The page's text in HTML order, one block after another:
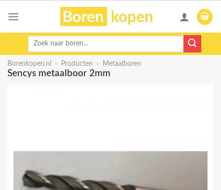
Zoeken
Borenkopen.nl » Producten » Metaalboren
Sencys metaalboor 2mm